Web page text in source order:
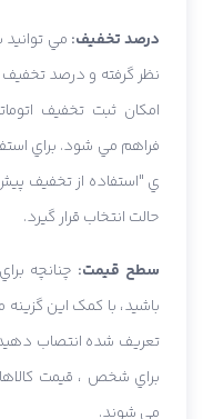
درصد تخفيف: مي
نظر گرفته و درصد
امکان ثبت تخفيف
فراهم مي شود. براي
ي "استفاده از تخفيف
حالت انتخاب قرار گيرد.
سطح قيمت: چنانچه
باشيد، با کمک اين
تعريف شده انتصاب
براي شخص ، قيمت
مي شوند.